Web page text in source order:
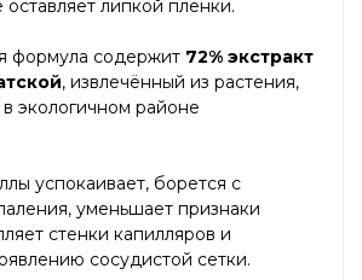
оставляет липкой плёнки.
формула содержит 72% экстракт
, извлечённый из растения,
экологичном районе
успокаивает, борется с
уменьшает признаки
стенки капилляров и
сосудистой сетки.